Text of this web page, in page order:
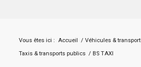
Vous êtes ici : Accueil / Véhicules & transport
Taxis & transports publics / BS TAXI